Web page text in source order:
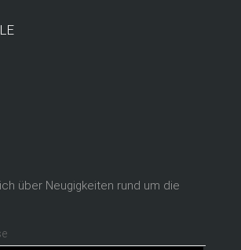
über Neugigkeiten rund um die